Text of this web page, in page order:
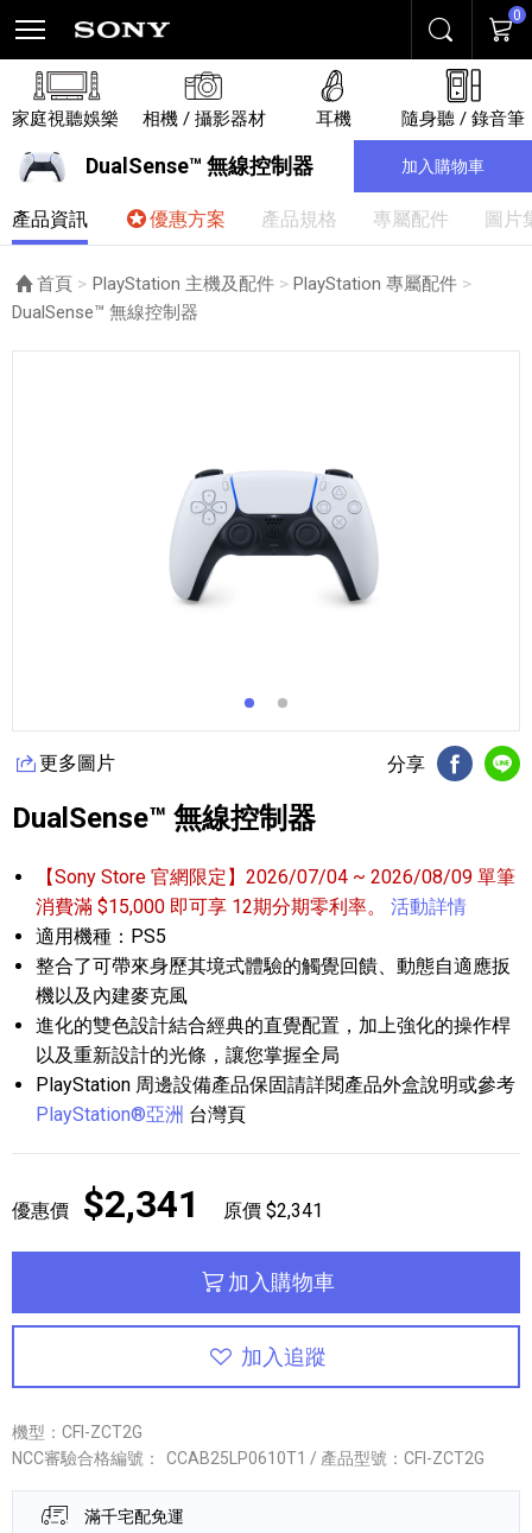
搜尋 購物
0
家庭視聽娛樂 相機 / 攝影器材 耳機 隨身聽 / 錄音筆
DualSense™ 無線控制器 加入購物車
產品資訊 優惠方案 產品規格 專屬配件 圖片
首頁 PlayStation 主機及配件
PlayStation 專屬配件
目前頁面：
DualSense™ 無線控制器
更多圖片 分享
FB分享
DualSense™ 無線控制器
【Sony Store 官網限定】2026/07/04 ~ 2026/08/09 單筆
消費滿 $15,000 即可享 12期分期零利率。
活動詳情
適用機種：PS5
整合了可帶來身歷其境式體驗的觸覺回饋、動態自適應扳
機以及內建麥克風
進化的雙色設計結合經典的直覺配置，加上強化的操作桿
以及重新設計的光條，讓您掌握全局
PlayStation 周邊設備產品保固請詳閱產品外盒說明或參考
PlayStation®亞洲 台灣頁
優惠價 $2,341 原價 $2,341
加入購物車
加入追蹤
機型：CFI-ZCT2G
NCC審驗合格編號：
CCAB25LP0610T1 / 產品型號：CFI-ZCT2G
滿千宅配免運